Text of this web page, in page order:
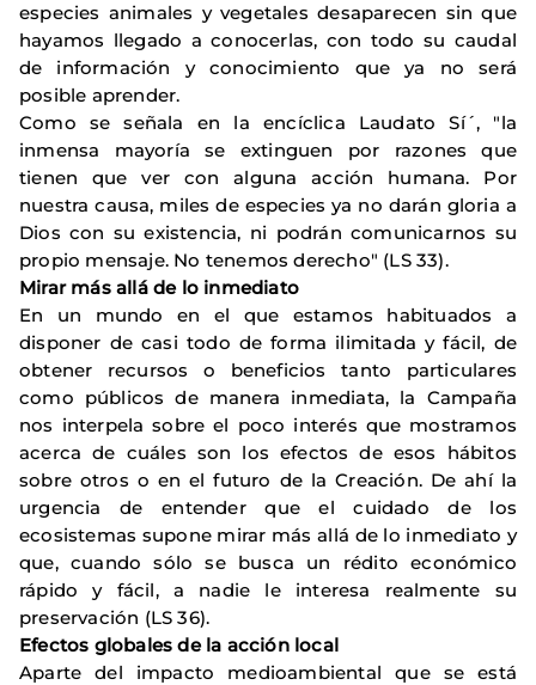
especies animales y vegetales desaparecen sin que
hayamos llegado a conocerlas, con todo su caudal
de información y conocimiento que ya no será
posible aprender.
Como se señala en la encíclica Laudato Sí´, "la
inmensa mayoría se extinguen por razones que
tienen que ver con alguna acción humana. Por
nuestra causa, miles de especies ya no darán gloria a
Dios con su existencia, ni podrán comunicarnos su
propio mensaje. No tenemos derecho" (LS 33).
Mirar más allá de lo inmediato
En un mundo en el que estamos habituados a
disponer de casi todo de forma ilimitada y fácil, de
obtener recursos o beneficios tanto particulares
como públicos de manera inmediata, la Campaña
nos interpela sobre el poco interés que mostramos
acerca de cuáles son los efectos de esos hábitos
sobre otros o en el futuro de la Creación. De ahí la
urgencia de entender que el cuidado de los
ecosistemas supone mirar más allá de lo inmediato y
que, cuando sólo se busca un rédito económico
rápido y fácil, a nadie le interesa realmente su
preservación (LS 36).
Efectos globales de la acción local
Aparte del impacto medioambiental que se está